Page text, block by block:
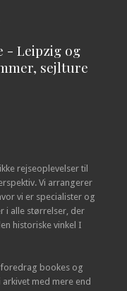
- Leipzig og
sejlture
rejseoplevelser til
Vi arrangerer
vi er specialister og
i alle størrelser, der
historiske vinkel I
foredrag bookes og
med mere end